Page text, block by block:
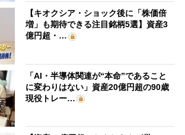
【キオクシア・ショック後に「株価倍
増」も期待できる注目銘柄5選】資産3
億円超・…
「AI・半導体関連が“本命”であること
に変わりはない」資産20億円超の90歳
現役トレー…